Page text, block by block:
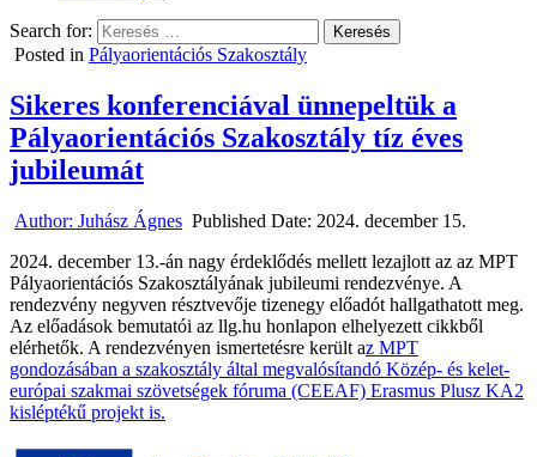
Search for:
Posted in Pályaorientációs Szakosztály
Sikeres konferenciával ünnepeltük a
Pályaorientációs Szakosztály tíz éves
jubileumát
Author: Juhász Ágnes Published Date: 2024. december 15.
2024. december 13.-án nagy érdeklődés mellett lezajlott az az MPT
Pályaorientációs Szakosztályának jubileumi rendezvénye. A
rendezvény negyven résztvevője tizenegy előadót hallgathatott meg.
Az előadások bemutatói az llg.hu honlapon elhelyezett cikkből
elérhetők. A rendezvényen ismertetésre került az MPT
gondozásában a szakosztály által megvalósítandó Közép- és kelet-
európai szakmai szövetségek fóruma (CEEAF) Erasmus Plusz KA2
kisléptékű projekt is.